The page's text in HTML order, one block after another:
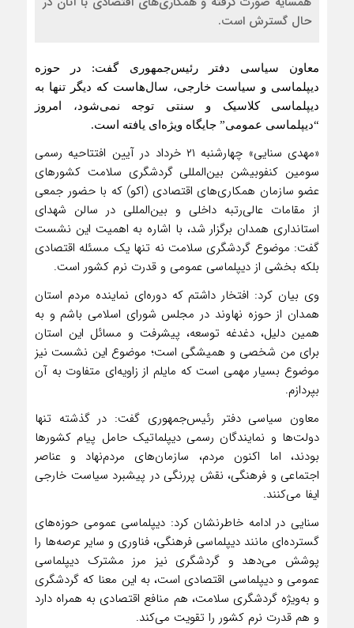
حال گسترش است.
معاون سیاسی دفتر رئیس‌جمهوری گفت: در حوزه
دیپلماسی و سیاست خارجی، سال‌هاست که دیگر تنها به
دیپلماسی کلاسیک و سنتی توجه نمی‌شود، امروز
“دیپلماسی عمومی” جایگاه ویژه‌ای یافته است.
«مهدی سنایی» چهارشنبه ۲۱ خرداد در آیین افتتاحیه رسمی
سومین کنفوبیشن بین‌المللی گردشگری سلامت کشورهای
عضو سازمان همکاری‌های اقتصادی (اکو) که با حضور جمعی
از مقامات عالی‌رتبه داخلی و بین‌المللی در سالن شهدای
استانداری همدان برگزار شد، با اشاره به اهمیت این نشست
گفت: موضوع گردشگری سلامت نه تنها یک مسئله اقتصادی
بلکه بخشی از دیپلماسی عمومی و قدرت نرم کشور است.
وی بیان کرد: افتخار داشتم که دوره‌ای نماینده مردم استان
همدان از حوزه نهاوند در مجلس شورای اسلامی باشم و به
همین دلیل، دغدغه توسعه، پیشرفت و مسائل این استان
برای من شخصی و همیشگی است؛ موضوع این نشست نیز
موضوع بسیار مهمی است که مایلم از زاویه‌ای متفاوت به آن
بپردازم.
معاون سیاسی دفتر رئیس‌جمهوری گفت: در گذشته تنها
دولت‌ها و نمایندگان رسمی دیپلماتیک حامل پیام کشورها
بودند، اما اکنون مردم، سازمان‌های مردم‌نهاد و عناصر
اجتماعی و فرهنگی، نقش پررنگی در پیشبرد سیاست خارجی
ایفا می‌کنند.
سنایی در ادامه خاطرنشان کرد: دیپلماسی عمومی حوزه‌های
گسترده‌ای مانند دیپلماسی فرهنگی، فناوری و سایر عرصه‌ها را
پوشش می‌دهد و گردشگری نیز مرز مشترک دیپلماسی
عمومی و دیپلماسی اقتصادی است، به این معنا که گردشگری
و به‌ویژه گردشگری سلامت، هم منافع اقتصادی به همراه دارد
و هم قدرت نرم کشور را تقویت می‌کند.